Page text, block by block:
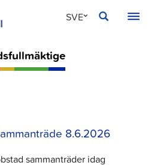
SVE
8.6.2026
sammanträder idag